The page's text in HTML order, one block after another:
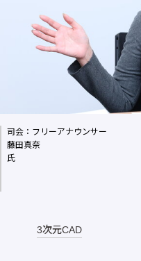
司会：フリーアナウンサー
藤田真奈
3次元CAD